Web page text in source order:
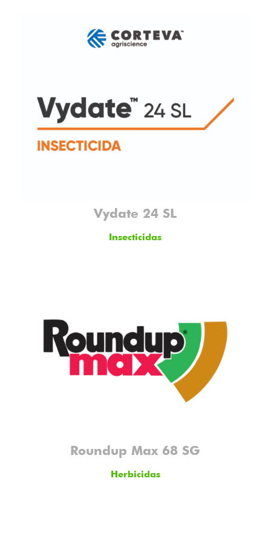
Vydate 24 SL
Insecticidas
Roundup Max 68 SG
Herbicidas